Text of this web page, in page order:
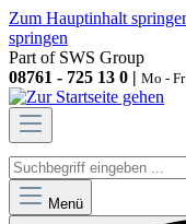
Zum Hauptinhalt
springen
Part of SWS Group
08761 - 725 13 0 | Mo -
Menü